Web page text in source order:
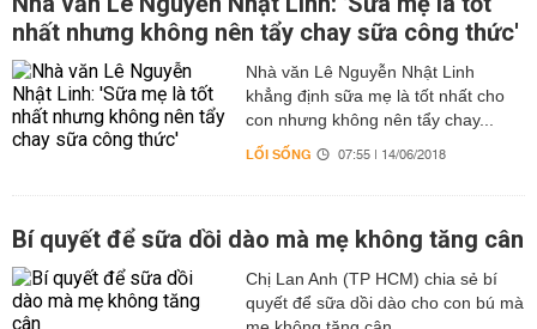
nhất nhưng không nên tẩy chay sữa công thức'
Nhà văn Lê Nguyễn Nhật Linh
khẳng định sữa mẹ là tốt nhất cho
con nhưng không nên tẩy chay...
LỐI SỐNG 07:55 | 14/06/2018
Bí quyết để sữa dồi dào mà mẹ không tăng cân
Chị Lan Anh (TP HCM) chia sẻ bí
quyết để sữa dồi dào cho con bú mà